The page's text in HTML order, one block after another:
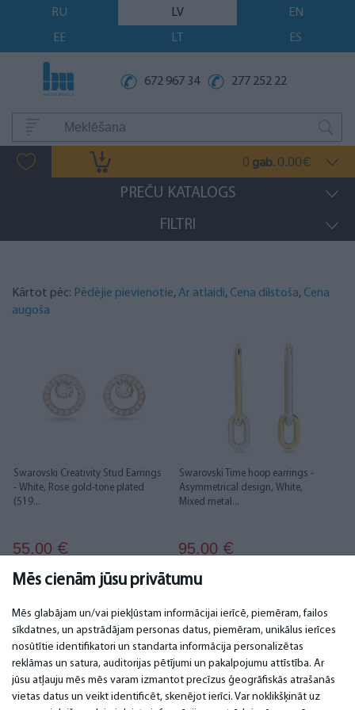
Mēs cienām jūsu privātumu
Mēs glabājam un/vai piekļūstam informācijai ierīcē, piemēram, failos
sīkdatnes, un apstrādājam personas datus, piemēram, unikālus ierīces
nosūtītie identifikatori un standarta informācija personalizētas
reklāmas un satura, auditorijas pētījumi un pakalpojumu attīstība. Ar
jūsu atļauju mēs mēs varam izmantot precīzus ģeogrāfiskās atrašanās
vietas datus un veikt identificēt, skenējot ierīci. Var noklikšķināt uz
RU LV
EN
EE
LT ES
672 967 34 277 252 22
0 gab. 0.00€
PREČU KATALOGS
FILTRI
Kārtot pēc: Pēdējie pievienotie,Ar atlaidi, Cena dilstoša, Cena
augoša
Swarovski Creativity Stud Earrings
- White, Rose gold-tone plated
(519...
55.00 €
Swarovski Time hoop earrings -
Asymmetrical design, White,
Mixed metal...
95.00 €
SVARĪGI
Servisa centri
Garantija
KONTAKTI
Tel. +371 67296734
Mob. +371 27725222